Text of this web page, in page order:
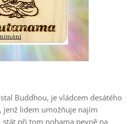
Buddhou, je vládcem desátého
lidem umožňuje najím
při tom nohama pevně na